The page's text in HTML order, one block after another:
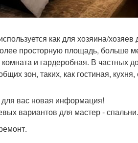
как для хозяина/
просторную площадь, больше
и гардеробная. В частных
зон, таких, как гостиная, кухня,
для вас новая информация!
вариантов для мастер - спальни.